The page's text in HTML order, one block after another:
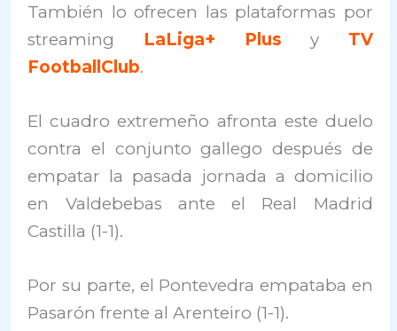
También lo ofrecen las plataformas por
streaming LaLiga+ Plus y TV
FootballClub.
El cuadro extremeño afronta este duelo
contra el conjunto gallego después de
empatar la pasada jornada a domicilio
en Valdebebas ante el Real Madrid
Castilla (1-1).
Por su parte, el Pontevedra empataba en
Pasarón frente al Arenteiro (1-1).